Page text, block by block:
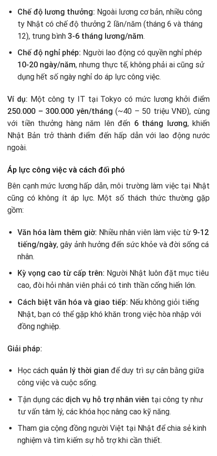
Chế độ lương thưởng: Ngoài lương cơ bản, nhiều công
ty Nhật có chế độ thưởng 2 lần/năm (tháng 6 và tháng
12), trung bình 3-6 tháng lương/năm.
Chế độ nghỉ phép: Người lao động có quyền nghỉ phép
10-20 ngày/năm, nhưng thực tế, không phải ai cũng sử
dụng hết số ngày nghỉ do áp lực công việc.
Ví dụ: Một công ty IT tại Tokyo có mức lương khởi điểm
250.000 – 300.000 yên/tháng (~40 – 50 triệu VNĐ), cùng
với tiền thưởng hàng năm lên đến 6 tháng lương, khiến
Nhật Bản trở thành điểm đến hấp dẫn với lao động nước
ngoài.
Áp lực công việc và cách đối phó
Bên cạnh mức lương hấp dẫn, môi trường làm việc tại Nhật
cũng có không ít áp lực. Một số thách thức thường gặp
gồm:
Văn hóa làm thêm giờ: Nhiều nhân viên làm việc từ 9-12
tiếng/ngày, gây ảnh hưởng đến sức khỏe và đời sống cá
nhân.
Kỳ vọng cao từ cấp trên: Người Nhật luôn đặt mục tiêu
cao, đòi hỏi nhân viên phải có tinh thần cống hiến lớn.
Cách biệt văn hóa và giao tiếp: Nếu không giỏi tiếng
Nhật, bạn có thể gặp khó khăn trong việc hòa nhập với
đồng nghiệp.
Giải pháp:
Học cách quản lý thời gian để duy trì sự cân bằng giữa
công việc và cuộc sống.
Tận dụng các dịch vụ hỗ trợ nhân viên tại công ty như
tư vấn tâm lý, các khóa học nâng cao kỹ năng.
Tham gia cộng đồng người Việt tại Nhật để chia sẻ kinh
nghiệm và tìm kiếm sự hỗ trợ khi cần thiết.